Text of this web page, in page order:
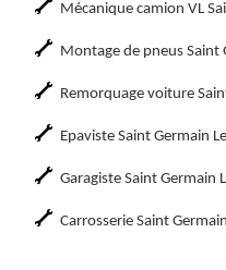
Mécanique camion VL
Montage de pneus Saint
Remorquage voiture
Epaviste Saint Germain
Garagiste Saint Germain
Carrosserie Saint